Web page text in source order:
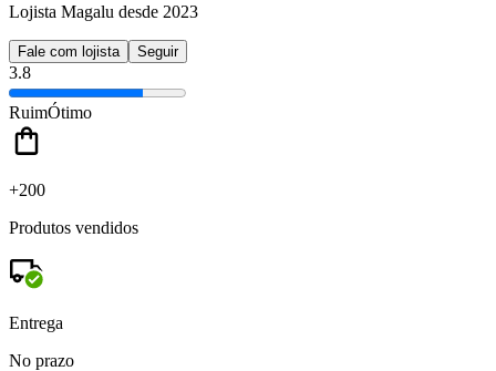
Lojista Magalu desde 2023
Fale com lojista Seguir
3.8
RuimÓtimo
+200
Produtos vendidos
Entrega
No prazo